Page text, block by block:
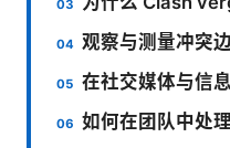
观察与测量冲突
在社交媒体与信
如何在团队中处